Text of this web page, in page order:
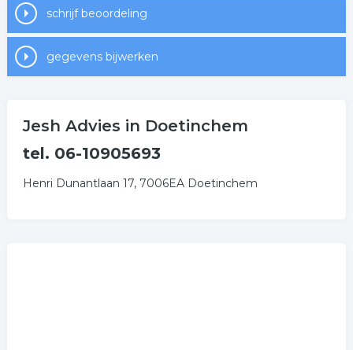
schrijf beoordeling
gegevens bijwerken
Jesh Advies in Doetinchem
tel. 06-10905693
Henri Dunantlaan 17, 7006EA Doetinchem